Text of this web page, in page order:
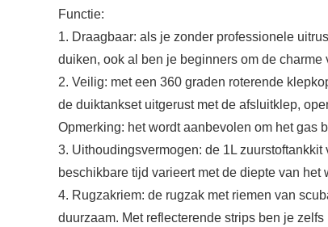
Functie:
1. Draagbaar: als je zonder professionele
duiken, ook al ben je beginners om de charme
2. Veilig: met een 360 graden roterende
de duiktankset uitgerust met de afsluitklep,
Opmerking: het wordt aanbevolen om het gas
3. Uithoudingsvermogen: de 1L
beschikbare tijd varieert met de diepte van
4. Rugzakriem: de rugzak met riemen van
duurzaam. Met reflecterende strips ben je